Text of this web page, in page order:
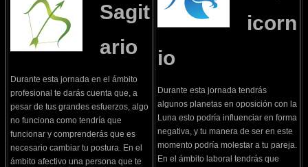
Sagit
ario
Durante esta jornada en el ámbito
profesional te darás cuenta que, a
pesar de tus grandes esfuerzos, algo
no funciona como tendría que
funcionar y comprenderás que es
necesario cambiar tu postura. En el
ámbito afectivo una persona que te
icorn
io
Durante esta jornada tendrás
algunos planetas en oposición con la
Luna esto podría influenciar en forma
negativa, y tu manera de ser en este
momento podría molestar a tu pareja.
En el ámbito laboral tendrás que